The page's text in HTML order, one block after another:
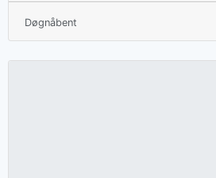
Døgnåbent